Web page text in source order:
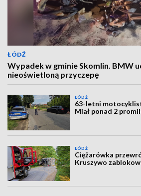
ŁÓDŹ
Wypadek w gminie Skomlin. BMW
nieoświetloną przyczepę
ŁÓDŹ
63-letni
Miał ponad 2
ŁÓDŹ
Ciężarówka
Kruszywo